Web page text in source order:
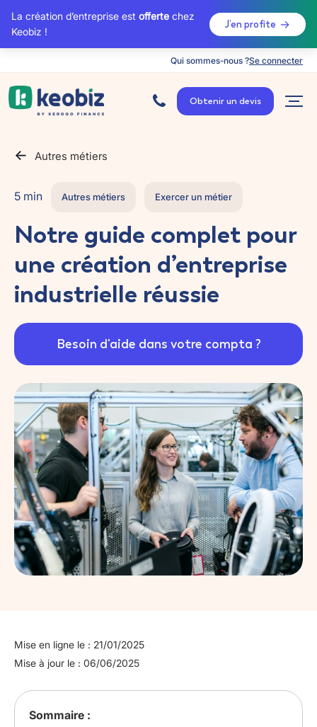
La création d’entreprise est offerte chez
Keobiz !
J’en profite
Qui sommes-nous ?Se connecter
c
c
u
Obtenir un devis
Autres métiers
5 min Autres métiers Exercer un métier
Notre guide complet pour
une création d’entreprise
industrielle réussie
Besoin d'aide dans votre compta ?
Mise en ligne le : 21/01/2025
Mise à jour le : 06/06/2025
Sommaire :